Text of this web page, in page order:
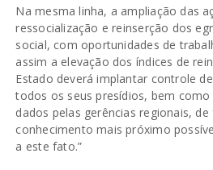
Na mesma linha, a ampliação das
ressocialização e reinserção dos
social, com oportunidades de
assim a elevação dos índices de
Estado deverá implantar controle
todos os seus presídios, bem como
dados pelas gerências regionais,
conhecimento mais próximo
a este fato.”